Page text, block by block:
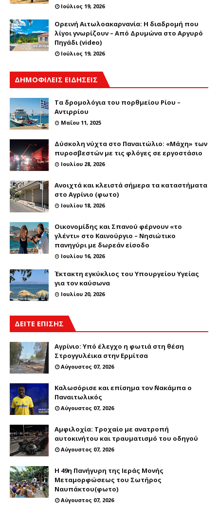
Ιούλιος 19, 2026
Ορεινή Αιτωλοακαρνανία: Η διαδρομή που
λίγοι γνωρίζουν – Από Δρυμώνα στο Αργυρό
Πηγάδι (video)
Ιούλιος 19, 2026
ΔΗΜΟΦΙΛΕΙΣ ΕΙΔΗΣΕΙΣ
Τα δρομολόγια του πορθμείου Ρίου –
Αντιρρίου
Μαΐου 11, 2025
Δύσκολη νύχτα στο Παναιτώλιο: «Μάχη» των
πυροσβεστών με τις φλόγες σε εργοστάσιο
Ιουλίου 28, 2026
Ανοιχτά και κλειστά σήμερα τα καταστήματα
στο Αγρίνιο (φωτο)
Ιουλίου 18, 2026
Οικονομίδης και Σπανού φέρνουν «το
γλέντι» στο Καινούργιο – Νησιώτικο
πανηγύρι με δωρεάν είσοδο
Ιουλίου 16, 2026
Έκτακτη εγκύκλιος του Υπουργείου Υγείας
για τον καύσωνα
Ιουλίου 20, 2026
ΔΕΙΤΕ ΕΠΙΣΗΣ
Αγρίνιο: Υπό έλεγχο η φωτιά στη θέση
Στρογγυλέικα στην Ερμίτσα
Αύγουστος 07, 2026
Καλωσόρισε και επίσημα τον ΄Νακάμπα ο
Παναιτωλικός
Αύγουστος 07, 2026
Αμφιλοχία: Τροχαίο με ανατροπή
αυτοκινήτου και τραυματισμό του οδηγού
Αύγουστος 07, 2026
Η 49η Πανήγυρη της Ιεράς Μονής
Μεταμορφώσεως του Σωτήρος
Ναυπάκτου(φωτο)
Αύγουστος 07, 2026